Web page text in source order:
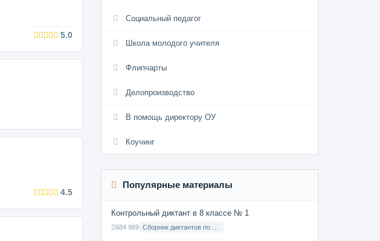
5.0
4.5
Социальный педагог
Школа молодого учителя
Флипчарты
Делопроизводство
В помощь директору ОУ
Коучинг
Популярные материалы
Контрольный диктант в 8 классе № 1
684 989